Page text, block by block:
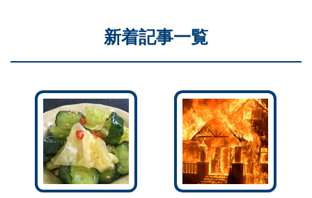
新着記事一覧